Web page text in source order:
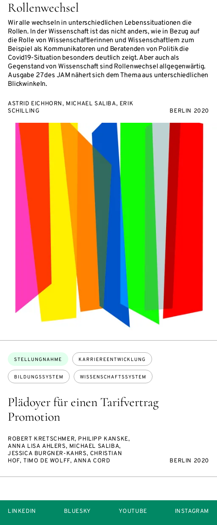
Rollenwechsel
Wir alle wechseln in unterschiedlichen Lebenssituationen die
Rollen. In der Wissenschaft ist das nicht anders, wie in Bezug auf
die Rolle von Wissenschaftlerinnen und Wissenschaftlern zum
Beispiel als Kommunikatoren und Beratenden von Politik die
Covid19-Situation besonders deutlich zeigt. Aber auch als
Gegenstand von Wissenschaft sind Rollenwechsel allgegenwärtig.
Ausgabe 27 des JAM nähert sich dem Thema aus unterschiedlichen
Blickwinkeln.
ASTRID EICHHORN, MICHAEL SALIBA, ERIK
SCHILLING
BERLIN 2020
Plädoyer für einen Tarifvertrag
Promotion
Themen:
STELLUNGNAHME KARRIEREENTWICKLUNG
BILDUNGSSYSTEM WISSENSCHAFTSSYSTEM
ROBERT KRETSCHMER, PHILIPP KANSKE,
ANNA LISA AHLERS, MICHAEL SALIBA,
JESSICA BURGNER-KAHRS, CHRISTIAN
HOF, TIMO DE WOLFF, ANNA CORD
BERLIN 2020
LINKEDIN BLUESKY YOUTUBE INSTAGRAM